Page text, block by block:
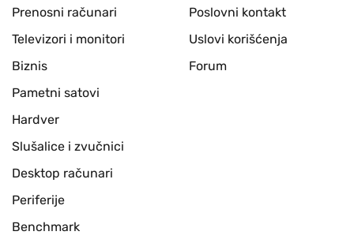
Prenosni računari
Televizori i monitori
Biznis
Pametni satovi
Hardver
Slušalice i zvučnici
Desktop računari
Periferije
Benchmark
Poslovni kontakt
Uslovi korišćenja
Forum